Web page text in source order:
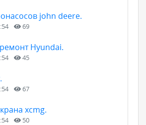
john deere.
69
Hyundai.
45
67
xcmg.
50